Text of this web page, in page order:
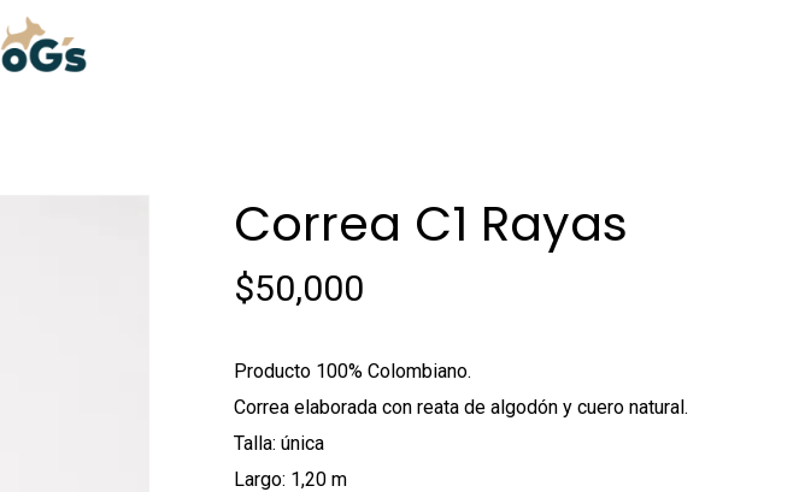
Correa C1 Rayas
$50,000
Producto 100% Colombiano.
Correa elaborada con reata de algodón y cuero natural.
Talla: única
Largo: 1,20 m